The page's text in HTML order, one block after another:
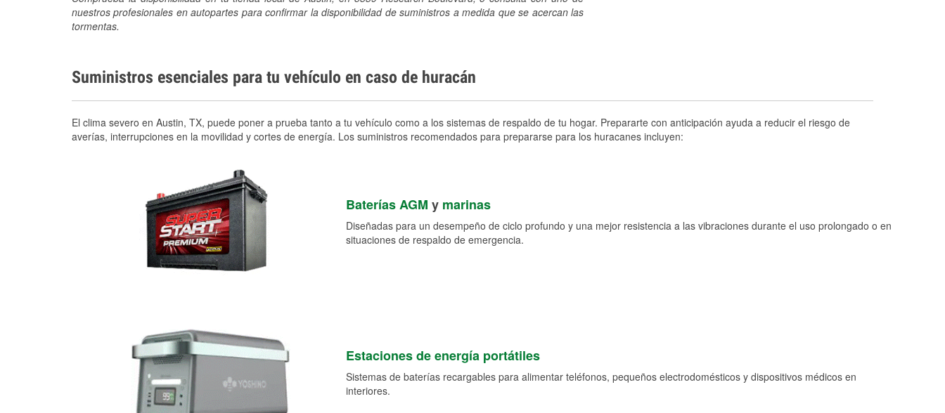
nuestros profesionales en autopartes para confirmar la disponibilidad de suministros a medida que se acercan las
tormentas.
Conoce más
Suministros esenciales para tu vehículo en caso de huracán
El clima severo en Austin, TX, puede poner a prueba tanto a tu vehículo como a los sistemas de respaldo de tu hogar. Prepararte con anticipación ayuda a reducir el riesgo de
averías, interrupciones en la movilidad y cortes de energía. Los suministros recomendados para prepararse para los huracanes incluyen:
Baterías AGM y marinas
Diseñadas para un desempeño de ciclo profundo y una mejor resistencia a las vibraciones durante el uso prolongado o en
situaciones de respaldo de emergencia.
Estaciones de energía portátiles
Sistemas de baterías recargables para alimentar teléfonos, pequeños electrodomésticos y dispositivos médicos en
interiores.